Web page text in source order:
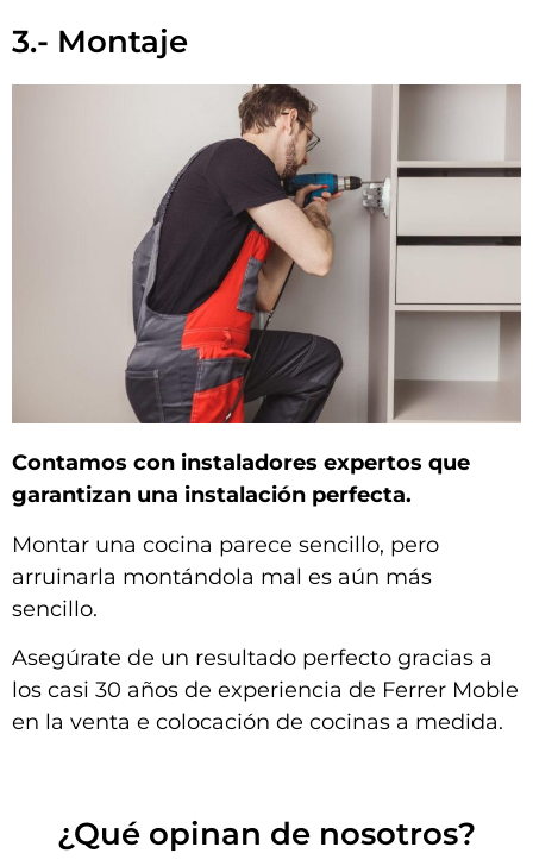
3.- Montaje
Contamos con instaladores expertos que
garantizan una instalación perfecta.
Montar una cocina parece sencillo, pero
arruinarla montándola mal es aún más
sencillo.
Asegúrate de un resultado perfecto gracias a
los casi 30 años de experiencia de Ferrer Moble
en la venta e colocación de cocinas a medida.
¿Qué opinan de nosotros?